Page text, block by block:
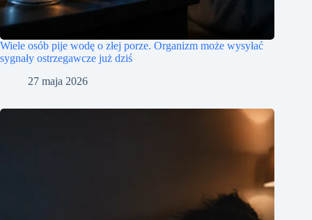
Wiele osób pije wodę o złej porze. Organizm może wysyłać
sygnały ostrzegawcze już dziś
27 maja 2026